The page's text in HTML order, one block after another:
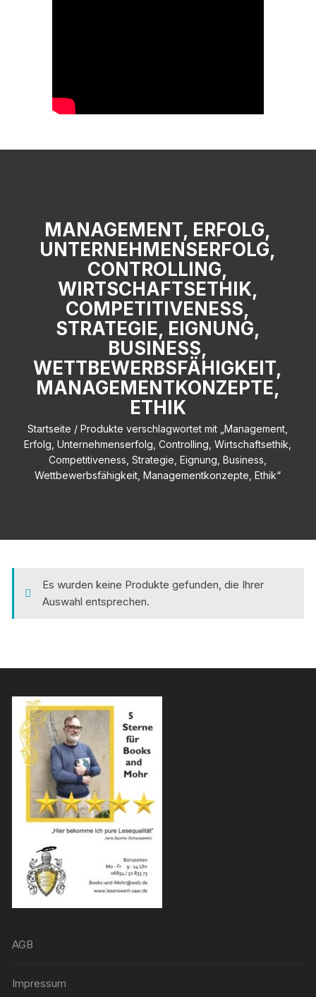
MANAGEMENT, ERFOLG,
UNTERNEHMENSERFOLG,
CONTROLLING,
WIRTSCHAFTSETHIK,
COMPETITIVENESS,
STRATEGIE, EIGNUNG,
BUSINESS,
WETTBEWERBSFÄHIGKEIT,
MANAGEMENTKONZEPTE,
ETHIK
Startseite / Produkte verschlagwortet mit „Management,
Erfolg, Unternehmenserfolg, Controlling, Wirtschaftsethik,
Competitiveness, Strategie, Eignung, Business,
Wettbewerbsfähigkeit, Managementkonzepte, Ethik“
Es wurden keine Produkte gefunden, die Ihrer
Auswahl entsprechen.
AGB
Impressum